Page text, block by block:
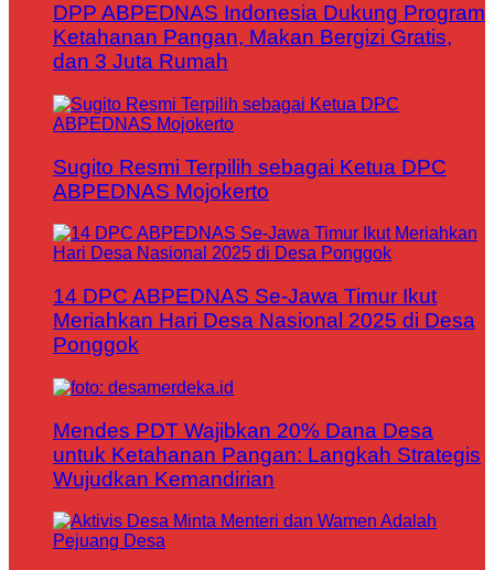
DPP ABPEDNAS Indonesia Dukung Program
Ketahanan Pangan, Makan Bergizi Gratis,
dan 3 Juta Rumah
Sugito Resmi Terpilih sebagai Ketua DPC
ABPEDNAS Mojokerto
14 DPC ABPEDNAS Se-Jawa Timur Ikut
Meriahkan Hari Desa Nasional 2025 di Desa
Ponggok
Mendes PDT Wajibkan 20% Dana Desa
untuk Ketahanan Pangan: Langkah Strategis
Wujudkan Kemandirian